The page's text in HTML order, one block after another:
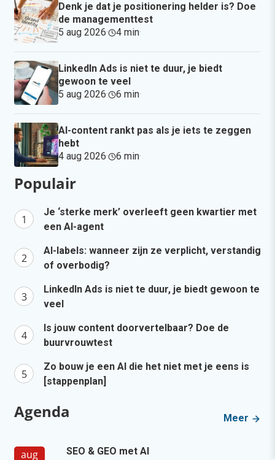
Denk je dat je positionering helder is? Doe
de managementtest
5 aug 2026· 4 min·
LinkedIn Ads is niet te duur, je biedt
gewoon te veel
5 aug 2026· 6 min·
AI-content rankt pas als je iets te zeggen
hebt
4 aug 2026· 6 min·
Populair
Je ‘sterke merk’ overleeft geen kwartier met
een AI-agent
AI-labels: wanneer zijn ze verplicht, verstandig
of overbodig?
LinkedIn Ads is niet te duur, je biedt gewoon te
veel
Is jouw content doorvertelbaar? Doe de
buurvrouwtest
Zo bouw je een AI die het niet met je eens is
[stappenplan]
Agenda Meer
aug
SEO & GEO met AI